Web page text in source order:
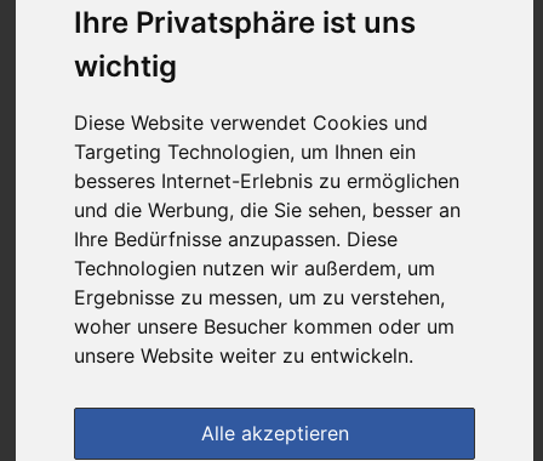
Ihre Privatsphäre ist uns
wichtig
Diese Website verwendet Cookies und
Targeting Technologien, um Ihnen ein
besseres Internet-Erlebnis zu ermöglichen
und die Werbung, die Sie sehen, besser an
Ihre Bedürfnisse anzupassen. Diese
Technologien nutzen wir außerdem, um
Ergebnisse zu messen, um zu verstehen,
woher unsere Besucher kommen oder um
unsere Website weiter zu entwickeln.
Alle akzeptieren
24,89 €
DIE NEUE APOTHEKE
kein Versand - nur Botenlieferung oder Selbstabholung
Ersparnis: 40% oder16,71 € 4
Preis pro 1 ST / 24,89 €
Daten vom 07.08.2026 10:47 Uhr
im Shop bestellen